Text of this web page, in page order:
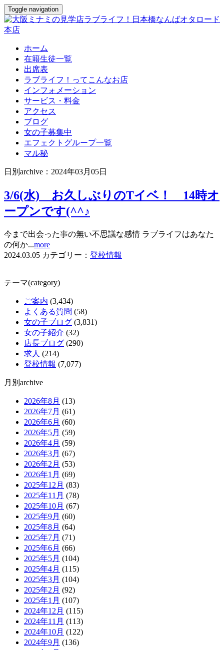
Toggle navigation
ホーム
在籍生徒一覧
出席表
ラブライフ！ってこんなお店
インフォメーション
サービス・料金
アクセス
ブログ
女の子募集中
エフェクトグループ一覧
マル秘
日別archive：2024年03月05日
3/6(水) お久しぶりのTイベ！ 14時オ
ープンです(^^♪
今まで出会った事の無い不思議な感情 ラブライフはあなた
の何か...more
2024.03.05 カテゴリー： 登校情報
テーマ(category)
ご案内 (3,434)
よくある質問 (58)
女の子ブログ (3,831)
女の子紹介 (32)
店長ブログ (290)
求人 (214)
登校情報 (7,077)
月別archive
2026年8月 (13)
2026年7月 (61)
2026年6月 (60)
2026年5月 (59)
2026年4月 (59)
2026年3月 (67)
2026年2月 (53)
2026年1月 (69)
2025年12月 (83)
2025年11月 (78)
2025年10月 (67)
2025年9月 (60)
2025年8月 (64)
2025年7月 (71)
2025年6月 (66)
2025年5月 (104)
2025年4月 (115)
2025年3月 (104)
2025年2月 (92)
2025年1月 (107)
2024年12月 (115)
2024年11月 (113)
2024年10月 (122)
2024年9月 (136)